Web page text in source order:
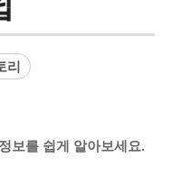
리
보를 쉽게 알아보세요.